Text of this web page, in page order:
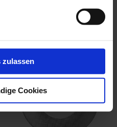
zulassen
Cookies
like these